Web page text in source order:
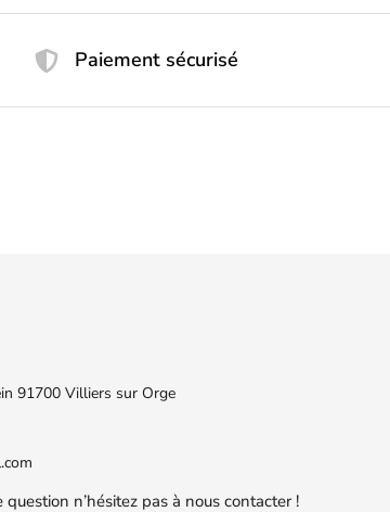
Paiement sécurisé
91700 Villiers sur Orge
n’hésitez pas à nous contacter !